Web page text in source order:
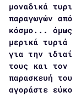
μοναδικά
παραγωγών
κόσμο...
μερικά τυριά
για την
τους και τον
παρασκευή
αγοράστε